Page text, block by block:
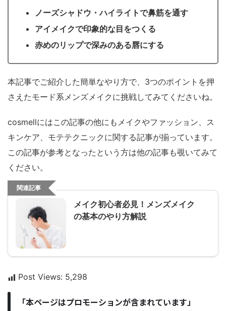
ノーズシャドウ・ハイライトで鼻筋を通す
アイメイクで印象的な目をつくる
赤めのリップで深みのある唇にする
本記事でご紹介した簡単なやり方で、3つのポイントを押
さえたモード系メンズメイクに挑戦してみてくださいね。
cosmellにはこの記事の他にもメイクやファッション、ス
キンケア、モテテクニックに関する記事が揃っています。
この記事が参考となったという方は他の記事も覗いてみて
ください。
関連記事
メイク初心者必見！メンズメイク
の基本のやり方解説
Post Views: 5,298
「本ページはプロモーションが含まれています」